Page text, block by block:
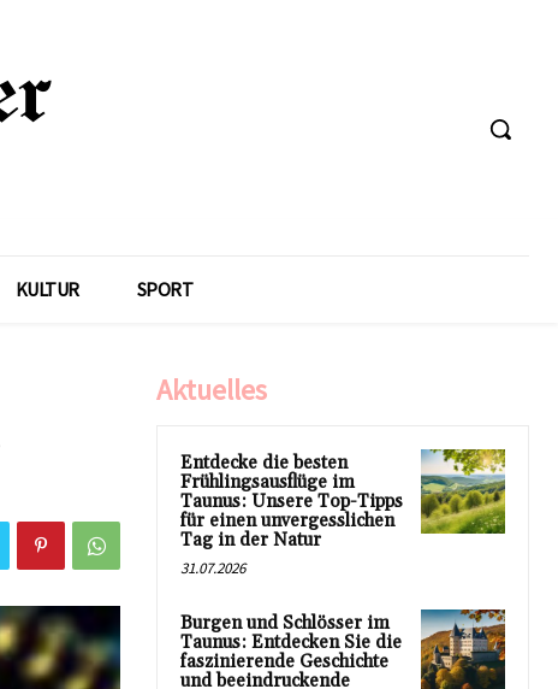
KULTUR SPORT
Aktuelles
Entdecke die besten
Frühlingsausflüge im
Taunus: Unsere Top-Tipps
für einen unvergesslichen
Tag in der Natur
31.07.2026
Burgen und Schlösser im
Taunus: Entdecken Sie die
faszinierende Geschichte
und beeindruckende